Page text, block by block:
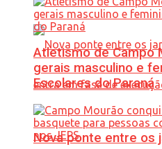
Nova ponte entre os
Atletismo de Campo
gerais masculino e
Escolares do Paraná